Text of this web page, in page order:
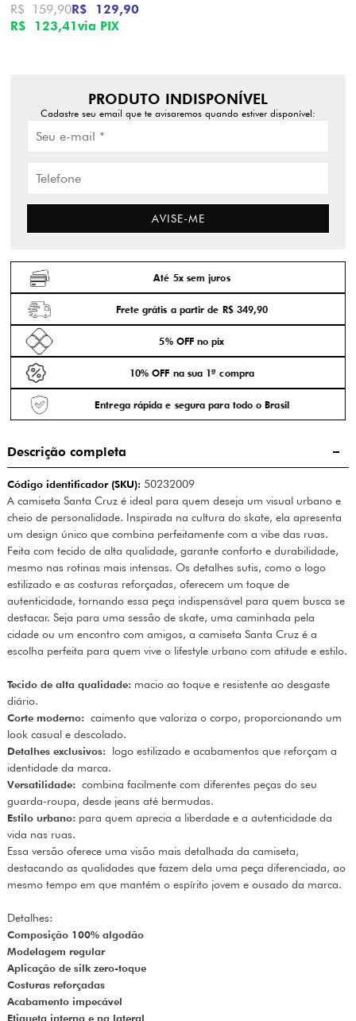
R$ 123,41via PIX
R$ 159,90R$ 129,90
PRODUTO INDISPONÍVEL
Cadastre seu email que te avisaremos quando estiver disponível:
AVISE-ME
Até 5x sem juros
Frete grátis a partir de R$ 349,90
5% OFF no pix
10% OFF na sua 1ª compra
Entrega rápida e segura para todo o Brasil
Descrição completa
Código identificador (SKU):50232009
A camiseta Santa Cruz é ideal para quem deseja um visual urbano e
cheio de personalidade. Inspirada na cultura do skate, ela apresenta
um design único que combina perfeitamente com a vibe das ruas.
Feita com tecido de alta qualidade, garante conforto e durabilidade,
mesmo nas rotinas mais intensas. Os detalhes sutis, como o logo
estilizado e as costuras reforçadas, oferecem um toque de
autenticidade, tornando essa peça indispensável para quem busca se
destacar. Seja para uma sessão de skate, uma caminhada pela
cidade ou um encontro com amigos, a camiseta Santa Cruz é a
escolha perfeita para quem vive o lifestyle urbano com atitude e estilo.
Tecido de alta qualidade: macio ao toque e resistente ao desgaste
diário.
Corte moderno: caimento que valoriza o corpo, proporcionando um
look casual e descolado.
Detalhes exclusivos: logo estilizado e acabamentos que reforçam a
identidade da marca.
Versatilidade: combina facilmente com diferentes peças do seu
guarda-roupa, desde jeans até bermudas.
Estilo urbano: para quem aprecia a liberdade e a autenticidade da
vida nas ruas.
Essa versão oferece uma visão mais detalhada da camiseta,
destacando as qualidades que fazem dela uma peça diferenciada, ao
mesmo tempo em que mantém o espírito jovem e ousado da marca.
Detalhes:
Composição 100% algodão
Modelagem regular
Aplicação de silk zero-toque
Costuras reforçadas
Acabamento impecável
Etiqueta interna e na lateral